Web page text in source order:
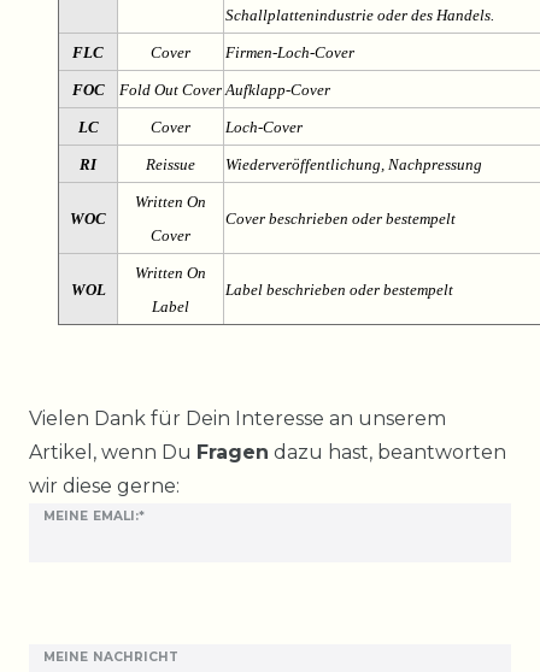
Schallplattenindustrie oder des Handels.
FLC Cover Firmen-Loch-Cover
FOC Fold Out Cover Aufklapp-Cover
LC Cover Loch-Cover
RI Reissue Wiederveröffentlichung, Nachpressung
WOC
Written On
Cover
Cover beschrieben oder bestempelt
WOL
Written On
Label
Label beschrieben oder bestempelt
Vielen Dank für Dein Interesse an unserem
Artikel, wenn Du Fragen dazu hast, beantworten
wir diese gerne:
MEINE EMALI:*
MEINE NACHRICHT
Ceres::Template.mailFormHoneypotLabel